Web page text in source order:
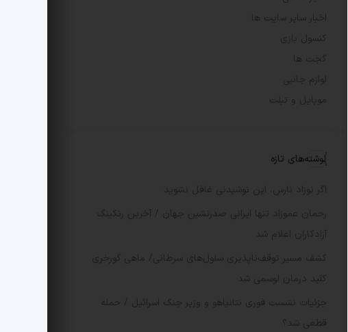
اخبار سایر سایت ها
کنسول بازی
گجت ها
لوازم جانبی
موبایل و تبلت
نوشته‌های تازه
اگر نوزاد نارس، این نوشیدنی غافل نشوید
رحمان عموزاد تنها ایرانی صدرنشین جهان / آخرین رنکینگ
آزادکاران اعلام شد
کشف مسیر توقف‌ناپذیری سلول‌های سرطانی/ ماهی گورخری
کلید درمان لوسمی شد
جزئیات نشست فوری نتانیاهو و وزیر جنگ اسرائیل / حمله
قطعی شد؟